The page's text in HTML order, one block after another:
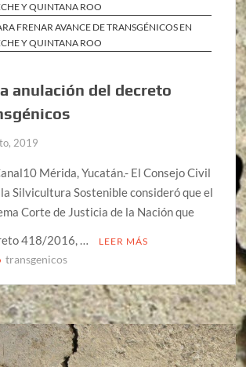
Y QUINTANA ROO
FRENAR AVANCE DE TRANSGÉNICOS EN
Y QUINTANA ROO
anulación del decreto
2019
Mérida, Yucatán.- El Consejo Civil
Silvicultura Sostenible consideró que el
Corte de Justicia de la Nación que
418/2016, …
LEER MÁS
transgenicos